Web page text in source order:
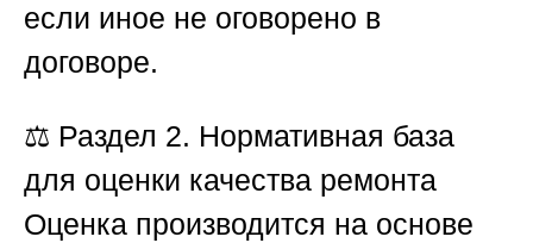
если иное не оговорено в
договоре.
⚖️ Раздел 2. Нормативная база
для оценки качества ремонта
Оценка производится на основе